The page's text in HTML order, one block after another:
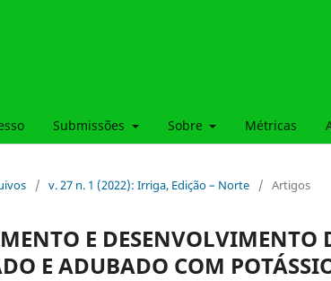
Submissões Sobre Métricas
/ v. 27 n. 1 (2022): Irriga, Edição – Norte / Artigos
E
E ADUBADO COM